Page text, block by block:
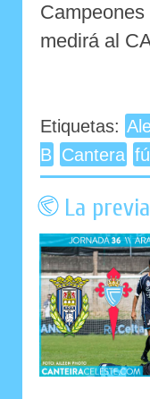
medirá al
Etiquetas:
B Cantera
La